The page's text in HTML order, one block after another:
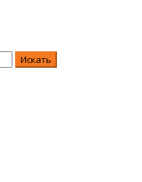
Искать